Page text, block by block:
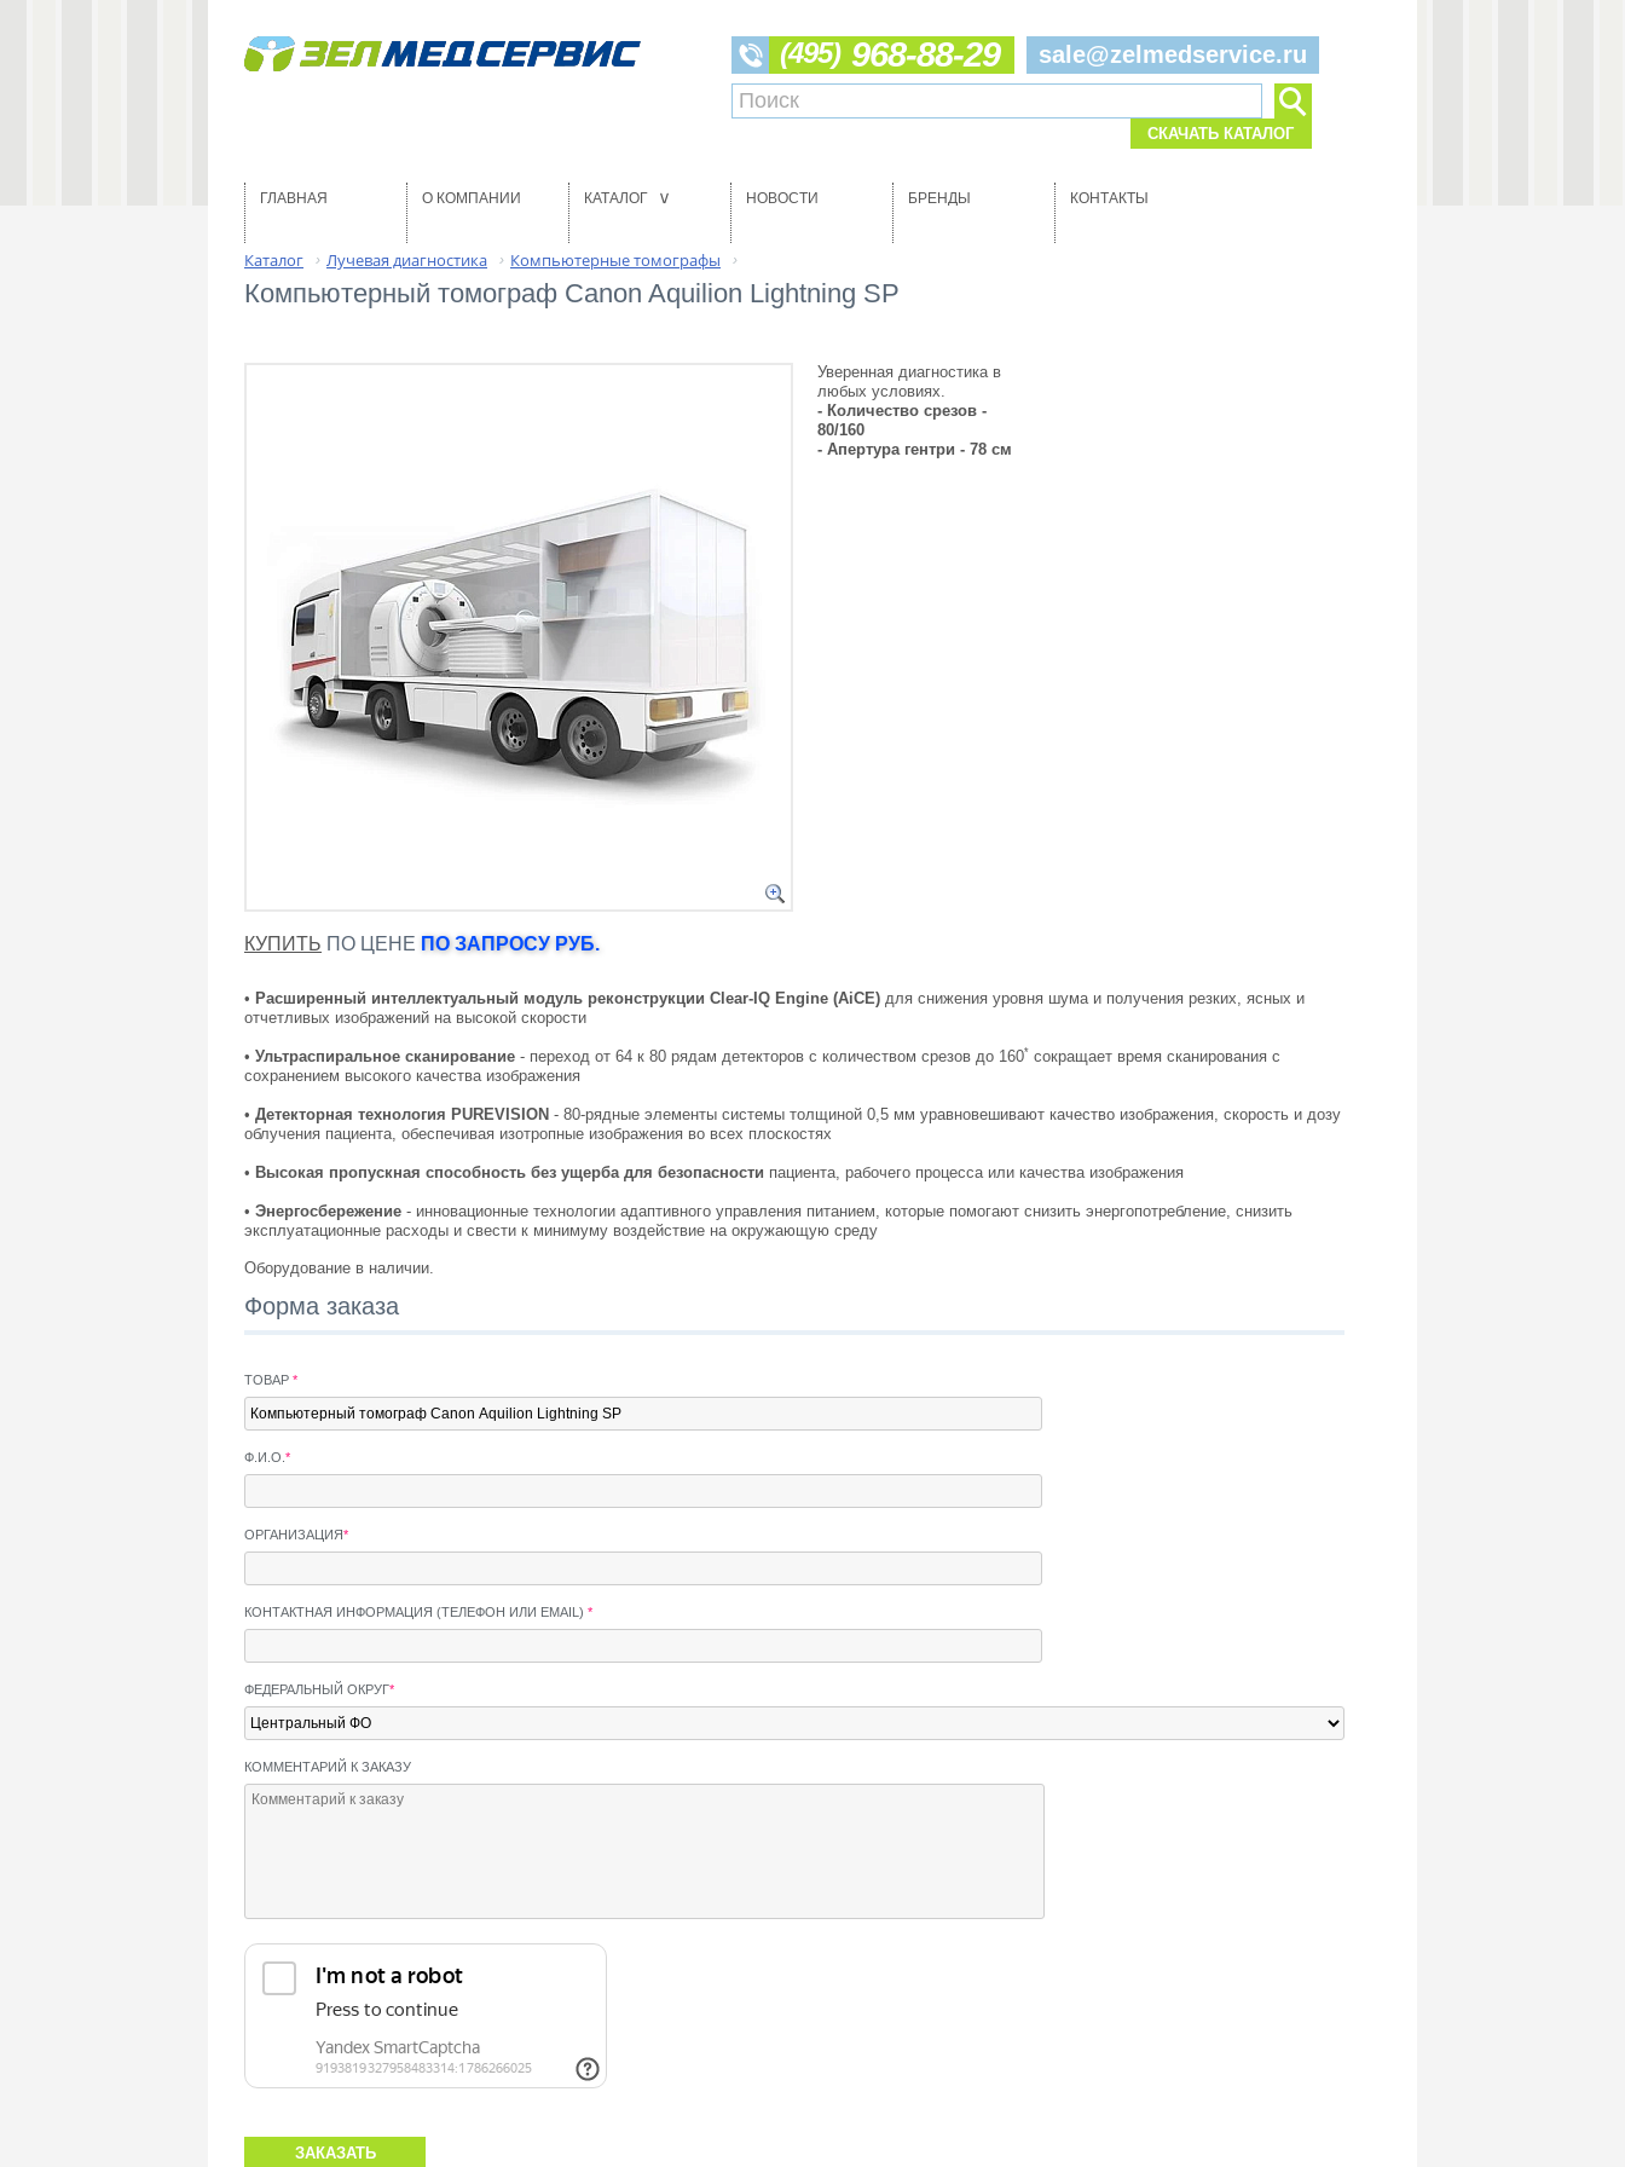
(495) 968-88-29 sale@zelmedservice.ru
СКАЧАТЬ КАТАЛОГ
Каталог › Лучевая диагностика › Компьютерные томографы ›
Компьютерный томограф Canon Aquilion Lightning SP
ГЛАВНАЯ О КОМПАНИИ КАТАЛОГ > НОВОСТИ БРЕНДЫ КОНТАКТЫ
Уверенная диагностика в
любых условиях.
- Количество срезов -
80/160
- Апертура гентри - 78 см
КУПИТЬ ПО ЦЕНЕ ПО ЗАПРОСУ РУБ.
• Расширенный интеллектуальный модуль реконструкции Clear-IQ Engine (AiCE) для снижения уровня шума и получения резких, ясных и
отчетливых изображений на высокой скорости
• Ультраспиральное сканирование - переход от 64 к 80 рядам детекторов с количеством срезов до 160* сокращает время сканирования с
сохранением высокого качества изображения
• Детекторная технология PUREVISION - 80-рядные элементы системы толщиной 0,5 мм уравновешивают качество изображения, скорость и дозу
облучения пациента, обеспечивая изотропные изображения во всех плоскостях
• Высокая пропускная способность без ущерба для безопасности пациента, рабочего процесса или качества изображения
• Энергосбережение - инновационные технологии адаптивного управления питанием, которые помогают снизить энергопотребление, снизить
эксплуатационные расходы и свести к минимуму воздействие на окружающую среду
Оборудование в наличии.
Форма заказа
ТОВАР *
Ф.И.О. *
ОРГАНИЗАЦИЯ*
КОНТАКТНАЯ ИНФОРМАЦИЯ (ТЕЛЕФОН ИЛИ EMAIL) *
ФЕДЕРАЛЬНЫЙ ОКРУГ*
КОММЕНТАРИЙ К ЗАКАЗУ
ЗАКАЗАТЬ